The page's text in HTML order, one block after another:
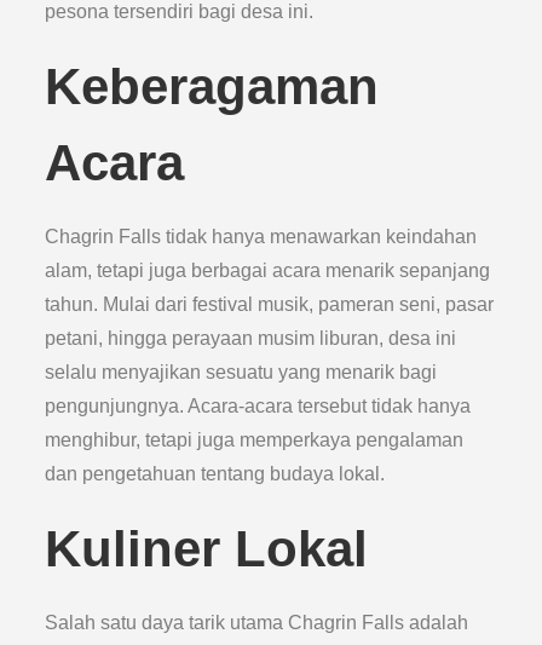
pesona tersendiri bagi desa ini.
Keberagaman
Acara
Chagrin Falls tidak hanya menawarkan keindahan
alam, tetapi juga berbagai acara menarik sepanjang
tahun. Mulai dari festival musik, pameran seni, pasar
petani, hingga perayaan musim liburan, desa ini
selalu menyajikan sesuatu yang menarik bagi
pengunjungnya. Acara-acara tersebut tidak hanya
menghibur, tetapi juga memperkaya pengalaman
dan pengetahuan tentang budaya lokal.
Kuliner Lokal
Salah satu daya tarik utama Chagrin Falls adalah